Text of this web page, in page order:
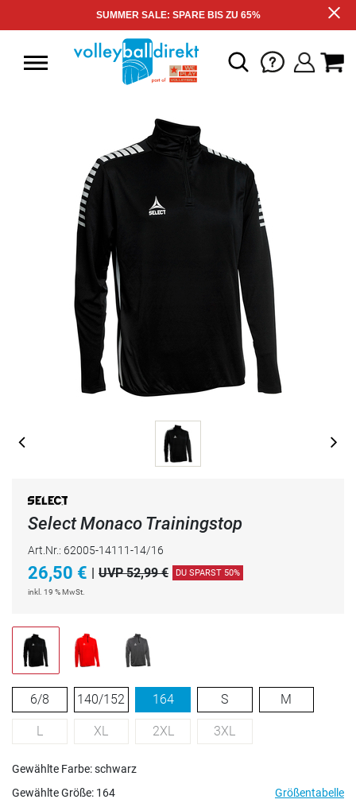
SUMMER SALE: SPARE BIS ZU 65%
Select Monaco Trainingstop
Art.Nr.: 62005-14111-14/16
26,50 € | UVP 52,99 € DU SPARST 50%
inkl. 19 % MwSt.
6/8 140/152 164 S M
L XL 2XL 3XL
Gewählte Farbe: schwarz
Gewählte Größe: 164 Größentabelle